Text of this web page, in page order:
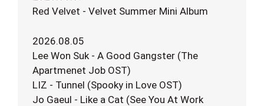
Red Velvet - Velvet Summer Mini Album
2026.08.05
Lee Won Suk - A Good Gangster (The
Apartmenet Job OST)
LIZ - Tunnel (Spooky in Love OST)
Jo Gaeul - Like a Cat (See You At Work